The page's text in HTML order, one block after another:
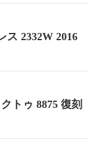
ス 2332W 2016
トゥ 8875 復刻